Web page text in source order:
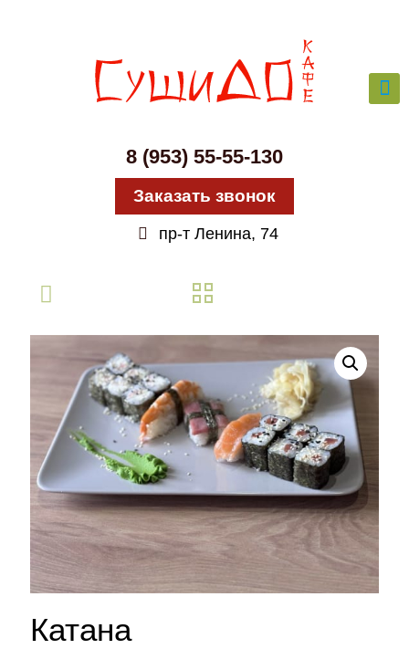
8 (953) 55-55-130
Заказать звонок
пр-т Ленина, 74
Катана